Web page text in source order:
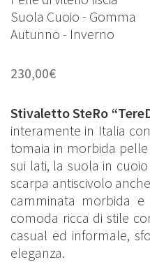
Suola Cuoio - Gomma
Autunno - Inverno
230,00€
Stivaletto SteRo
interamente in Italia
tomaia in morbida
sui lati, la suola in
scarpa antiscivolo
camminata morbida e
comoda ricca di stile
casual ed informale,
eleganza.